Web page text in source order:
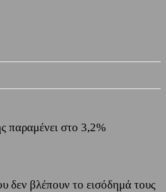
παραμένει στο 3,2%
δεν βλέπουν το εισόδημά τους